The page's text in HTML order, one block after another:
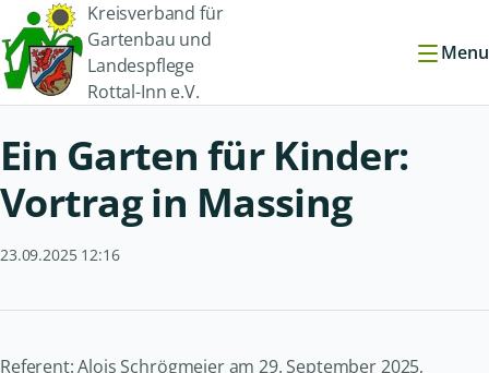
Kreisverband für
Gartenbau und
Landespflege
Rottal-Inn e.V.
Menu
Ein Garten für Kinder:
Vortrag in Massing
23.09.2025 12:16
Referent: Alois Schrögmeier am 29. September 2025,